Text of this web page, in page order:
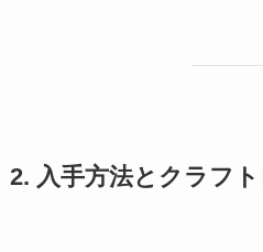
2. 入手方法とクラフ